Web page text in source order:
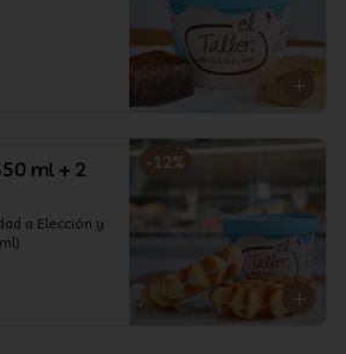
-12%
ml + 2
a Elección y